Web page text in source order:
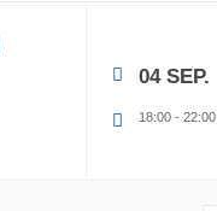
04 SEP.
18:00 - 22:00